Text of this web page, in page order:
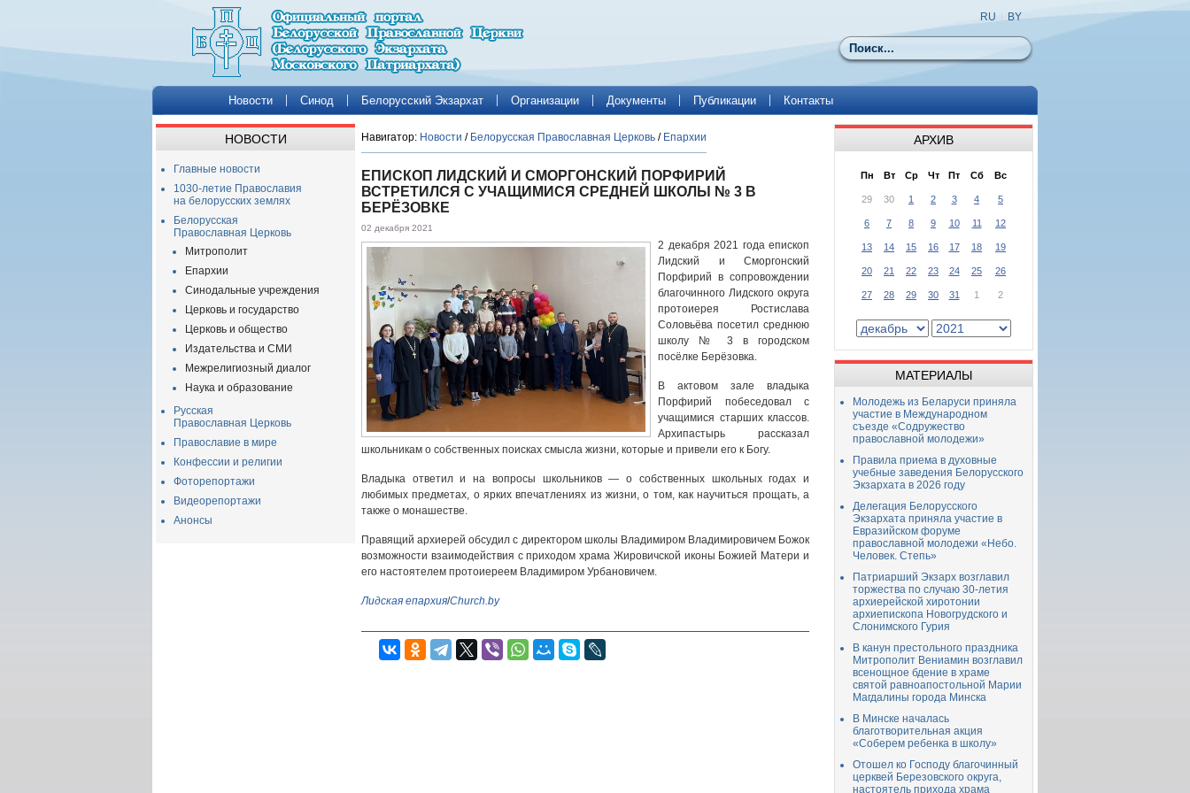
Поиск
RU BY
Новости Синод Белорусский Экзархат Организации Документы Публикации Контакты
НОВОСТИ
Главные новости
1030-летие Православия
на белорусских землях
Белорусская
Православная Церковь
Митрополит
Епархии
Синодальные учреждения
Церковь и государство
Церковь и общество
Издательства и СМИ
Межрелигиозный диалог
Наука и образование
Русская
Православная Церковь
Православие в мире
Конфессии и религии
Фоторепортажи
Видеорепортажи
Анонсы
Навигатор: Новости / Белорусская Православная Церковь / Епархии
ЕПИСКОП ЛИДСКИЙ И СМОРГОНСКИЙ ПОРФИРИЙ
ВСТРЕТИЛСЯ С УЧАЩИМИСЯ СРЕДНЕЙ ШКОЛЫ № 3 В
БЕРЁЗОВКЕ
02 декабря 2021
2 декабря 2021 года епископ
Лидский и Сморгонский
Порфирий в сопровождении
благочинного Лидского округа
протоиерея Ростислава
Соловьёва посетил cреднюю
школу № 3 в городском
посёлке Берёзовка.
В актовом зале владыка
Порфирий побеседовал с
учащимися старших классов.
Архипастырь рассказал
школьникам о собственных поисках смысла жизни, которые и привели его к Богу.
Владыка ответил и на вопросы школьников — о собственных школьных годах и
любимых предметах, о ярких впечатлениях из жизни, о том, как научиться прощать, а
также о монашестве.
Правящий архиерей обсудил с директором школы Владимиром Владимировичем Божок
возможности взаимодействия с приходом храма Жировичской иконы Божией Матери и
его настоятелем протоиереем Владимиром Урбановичем.
Лидская епархия/Church.by
АРХИВ
Пн Вт Ср Чт Пт Сб Вс
29 30 1 2 3 4 5
6 7 8 9 10 11 12
13 14 15 16 17 18 19
20 21 22 23 24 25 26
27 28 29 30 31 1 2
МАТЕРИАЛЫ
Молодежь из Беларуси приняла
участие в Международном
съезде «Содружество
православной молодежи»
Правила приема в духовные
учебные заведения Белорусского
Экзархата в 2026 году
Делегация Белорусского
Экзархата приняла участие в
Евразийском форуме
православной молодежи «Небо.
Человек. Степь»
Патриарший Экзарх возглавил
торжества по случаю 30-летия
архиерейской хиротонии
архиепископа Новогрудского и
Слонимского Гурия
В канун престольного праздника
Митрополит Вениамин возглавил
всенощное бдение в храме
святой равноапостольной Марии
Магдалины города Минска
В Минске началась
благотворительная акция
«Соберем ребенка в школу»
Отошел ко Господу благочинный
церквей Березовского округа,
настоятель прихода храма